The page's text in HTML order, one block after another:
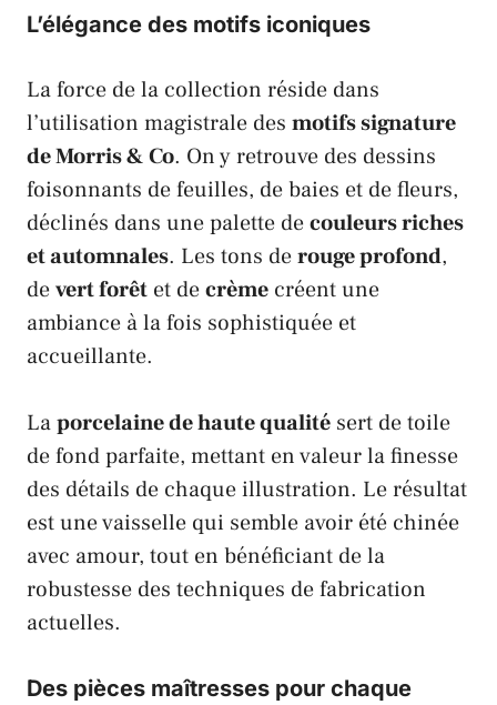
L’élégance des motifs iconiques
La force de la collection réside dans
l’utilisation magistrale des motifs signature
deMorris & Co. On y retrouve des dessins
foisonnants de feuilles, de baies et de fleurs,
déclinés dans une palette decouleurs riches
et automnales. Les tons derouge profond,
devert forêt et decrème créent une
ambiance à la fois sophistiquée et
accueillante.
Laporcelaine de haute qualité sert de toile
de fond parfaite, mettant en valeur la finesse
des détails de chaque illustration. Le résultat
est une vaisselle qui semble avoir été chinée
avec amour, tout en bénéficiant de la
robustesse des techniques de fabrication
actuelles.
Des pièces maîtresses pour chaque